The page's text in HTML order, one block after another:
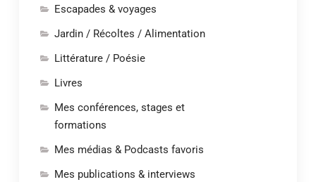
Escapades & voyages
Jardin / Récoltes / Alimentation
Littérature / Poésie
Livres
Mes conférences, stages et
formations
Mes médias & Podcasts favoris
Mes publications & interviews